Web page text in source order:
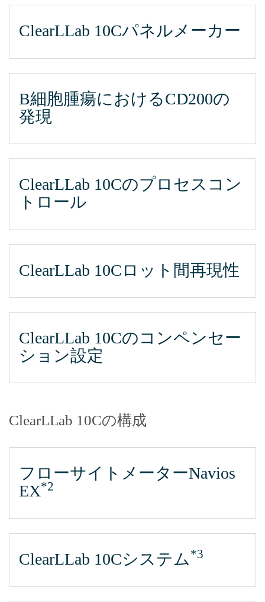
ClearLLab 10Cパネルメーカー
B細胞腫瘍におけるCD200の
発現
ClearLLab 10Cのプロセスコン
トロール
ClearLLab 10Cロット間再現性
ClearLLab 10Cのコンペンセー
ション設定
ClearLLab 10Cの構成
フローサイトメーターNavios
EX*2
ClearLLab 10Cシステム *3